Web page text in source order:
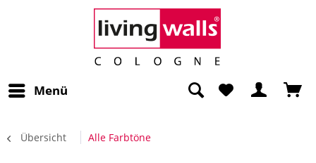
Menü
Übersicht Alle Farbtöne